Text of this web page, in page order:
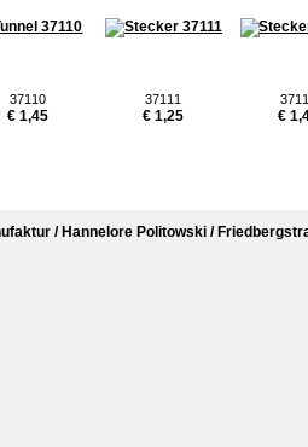
37110
€ 1,45
37111
€ 1,25 €
/ Hannelore Politowski /